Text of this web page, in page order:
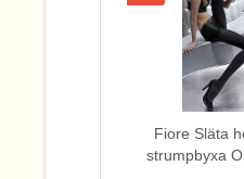
Fiore Släta
strumpbyxa